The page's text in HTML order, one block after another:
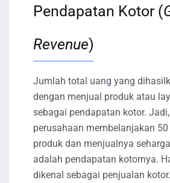
Pendapatan Kotor (
Revenue)
Jumlah total uang yang
dengan menjual produk atau
sebagai pendapatan kotor.
perusahaan membelanjakan
produk dan menjualnya
adalah pendapatan kotornya.
dikenal sebagai penjualan kotor.